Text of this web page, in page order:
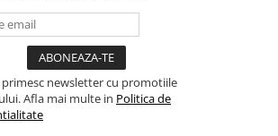
primesc newsletter cu promotiile
Afla mai multe in Politica de